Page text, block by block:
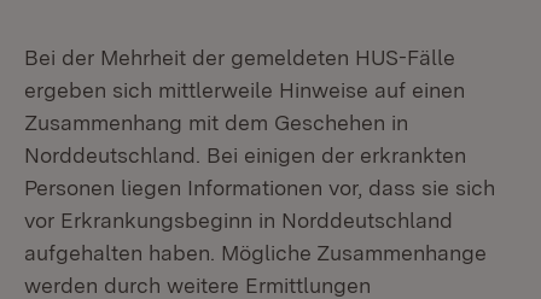
Bei der Mehrheit der gemeldeten HUS-Fälle
ergeben sich mittlerweile Hinweise auf einen
Zusammenhang mit dem Geschehen in
Norddeutschland. Bei einigen der erkrankten
Personen liegen Informationen vor, dass sie sich
vor Erkrankungsbeginn in Norddeutschland
aufgehalten haben. Mögliche Zusammenhange
werden durch weitere Ermittlungen